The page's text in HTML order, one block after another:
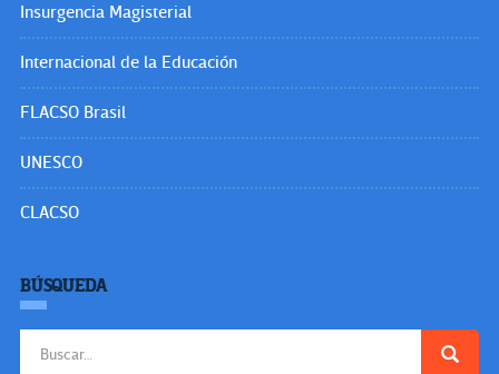
Insurgencia Magisterial
Internacional de la Educación
FLACSO Brasil
UNESCO
CLACSO
BÚSQUEDA